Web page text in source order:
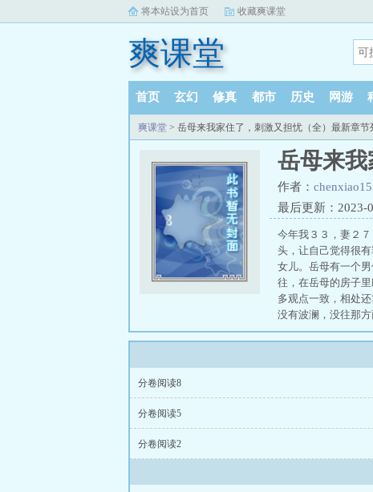
将本站设为首页 收藏爽课堂
爽课堂
首页 玄幻 修真 都市 历史 网游
爽课堂 > 岳母来我家住了，刺激又担忧（全）最新章节
岳母来我
作者：
最后更新：2023-
今年我３３，妻２
头，让自己觉得很
女儿。岳母有一个
往，在岳母的房子
多观点一致，相处
没有波澜，没往那方
分卷阅读8
分卷阅读5
分卷阅读2